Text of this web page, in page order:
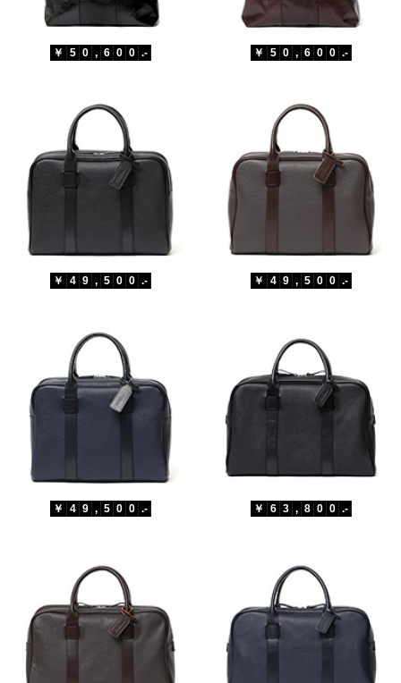
￥ 5 0 , 6 0 0 .- ￥ 5 0 , 6 0 0 .-
￥ 4 9 , 5 0 0 .- ￥ 4 9 , 5 0 0 .-
￥ 4 9 , 5 0 0 .- ￥ 6 3 , 8 0 0 .-